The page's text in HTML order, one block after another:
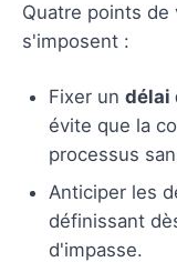
Quatre points de
s'imposent :
Fixer un délai
évite que la
processus
Anticiper les
définissant
d'impasse.